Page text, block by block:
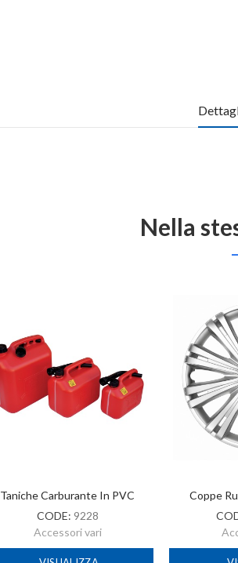
Nella
Taniche Carburante In PVC
CODE: 9228
Accessori vari
Coppe